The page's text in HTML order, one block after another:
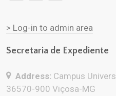
> Log-in to admin area
Secretaria de Expediente
Address: Campus
36570-900 Viçosa-MG